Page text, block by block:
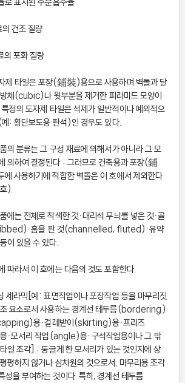
건조 질량
포화 질량
제 타일은 포장(鋪裝)용으로 사용하며 벽돌과 달
체(cubic)나 윗부분을 제거한 피라미드 모양이
정의 도자제 타일은 석제가 일반적이나 예외적으
: 횡단보도용 판석)인 경우도 있다.
의 분류는 그 구성 재료에 의해서가 아니라 그 모
의하여 결정된다 ; 그러므로 건축용과 포장(鋪
사용하기에 적합한 벽돌은 이 호에서 제외한다
).
에는 전체로 착색한 것ㆍ대리석 무늬를 넣은 것ㆍ골
ㆍ홈을 판 것(channelled, fluted)ㆍ유약
이 있을 수 있다.
따라서 이 호에는 다음의 것도 포함한다.
세라믹[예: 표면작업이나 포장작업 등을 마무리짓
요소로서 사용하는 경계선 테두름(bordering)
용ㆍ걸레받이(skirting)용ㆍ프리즈
모서리 작업(angle)용ㆍ구석작업용이나 그 밖
일 조각] : 둥글게 한 모서리가 있는 것인지에 상
평하지 않거나 삼차원의 것으로서, 마무리용 조각
성을 부여하는 것이다. 특히, 경계선 테두름